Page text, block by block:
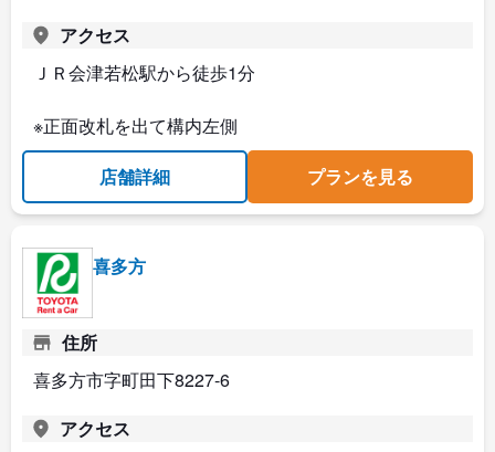
アクセス
ＪＲ会津若松駅から徒歩1分
※正面改札を出て構内左側
店舗詳細
プランを見る
喜多方
住所
喜多方市字町田下8227-6
アクセス